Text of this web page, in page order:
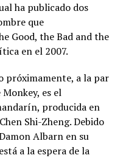
ha publicado dos
que
Good, the Bad and the
en el 2007.
próximamente, a la par
es el
producida en
Shi-Zheng. Debido
Albarn en su
a la espera de la